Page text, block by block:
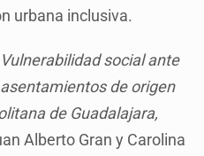
urbana inclusiva.
Vulnerabilidad social ante
de origen
de Guadalajara,
Alberto Gran y Carolina